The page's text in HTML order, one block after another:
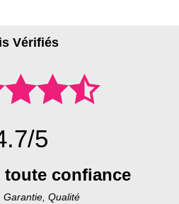
Vérifiés
5
toute confiance
Garantie, Qualité